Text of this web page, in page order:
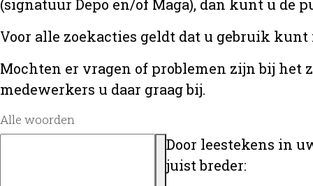
(signatuur Depo en/of Maga), dan kunt u de
Voor alle zoekacties geldt dat u gebruik
Mochten er vragen of problemen zijn bij het
medewerkers u daar graag bij.
Alle woorden
Door leestekens in
juist breder: